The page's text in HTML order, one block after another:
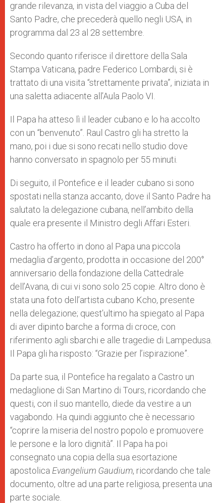
grande rilevanza, in vista del viaggio a Cuba del
Santo Padre, che precederà quello negli USA, in
programma dal 23 al 28 settembre.
Secondo quanto riferisce il direttore della Sala
Stampa Vaticana, padre Federico Lombardi, si è
trattato di una visita “strettamente privata”, iniziata in
una saletta adiacente all’Aula Paolo VI.
Il Papa ha atteso lì il leader cubano e lo ha accolto
con un “benvenuto”. Raul Castro gli ha stretto la
mano, poi i due si sono recati nello studio dove
hanno conversato in spagnolo per 55 minuti.
Di seguito, il Pontefice e il leader cubano si sono
spostati nella stanza accanto, dove il Santo Padre ha
salutato la delegazione cubana, nell’ambito della
quale era presente il Ministro degli Affari Esteri.
Castro ha offerto in dono al Papa una piccola
medaglia d’argento, prodotta in occasione del 200°
anniversario della fondazione della Cattedrale
dell’Avana, di cui vi sono solo 25 copie. Altro dono è
stata una foto dell’artista cubano Kcho, presente
nella delegazione; quest’ultimo ha spiegato al Papa
di aver dipinto barche a forma di croce, con
riferimento agli sbarchi e alle tragedie di Lampedusa.
Il Papa gli ha risposto: “Grazie per l’ispirazione”.
Da parte sua, il Pontefice ha regalato a Castro un
medaglione di San Martino di Tours, ricordando che
questi, con il suo mantello, diede da vestire a un
vagabondo. Ha quindi aggiunto che è necessario
“coprire la miseria del nostro popolo e promuovere
le persone e la loro dignità”. Il Papa ha poi
consegnato una copia della sua esortazione
apostolica Evangelium Gaudium, ricordando che tale
documento, oltre ad una parte religiosa, presenta una
parte sociale.